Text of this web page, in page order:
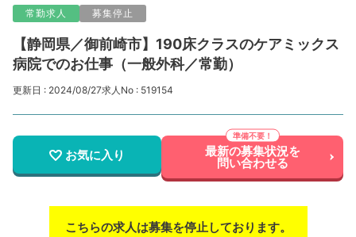
常勤求人 募集停止
【静岡県／御前崎市】190床クラスのケアミックス
病院でのお仕事（一般外科／常勤）
更新日 : 2024/08/27求人No : 519154
お気に入り 最新の募集状況を
問い合わせる
こちらの求人は募集を停止しております。